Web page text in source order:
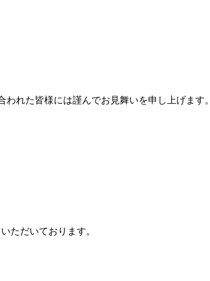
れた皆様には謹んでお見舞いを申し上げます。
ただいております。